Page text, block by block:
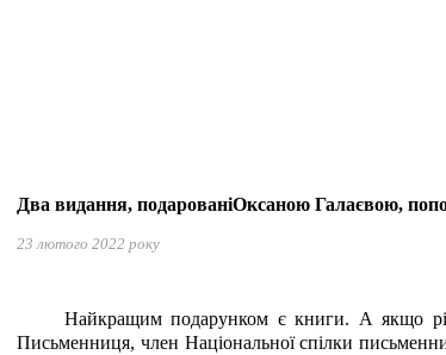
Два видання, подарованіОксаною Галаєвою,
23 лютого 2022 року
Найкращим подарунком є книги. А якщо
Письменниця, член Національної спілки